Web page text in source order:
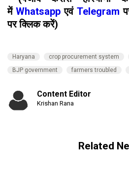
में Whatsappएवं Telegram
पर क्लिक करें)
Haryana crop procurement system
BJP government
farmers troubled
Content Editor
Krishan Rana
Related